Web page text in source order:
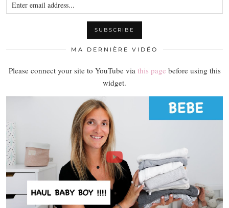
MA DERNIÈRE VIDÉO
Please connect your site to YouTube via this page before using this
widget.